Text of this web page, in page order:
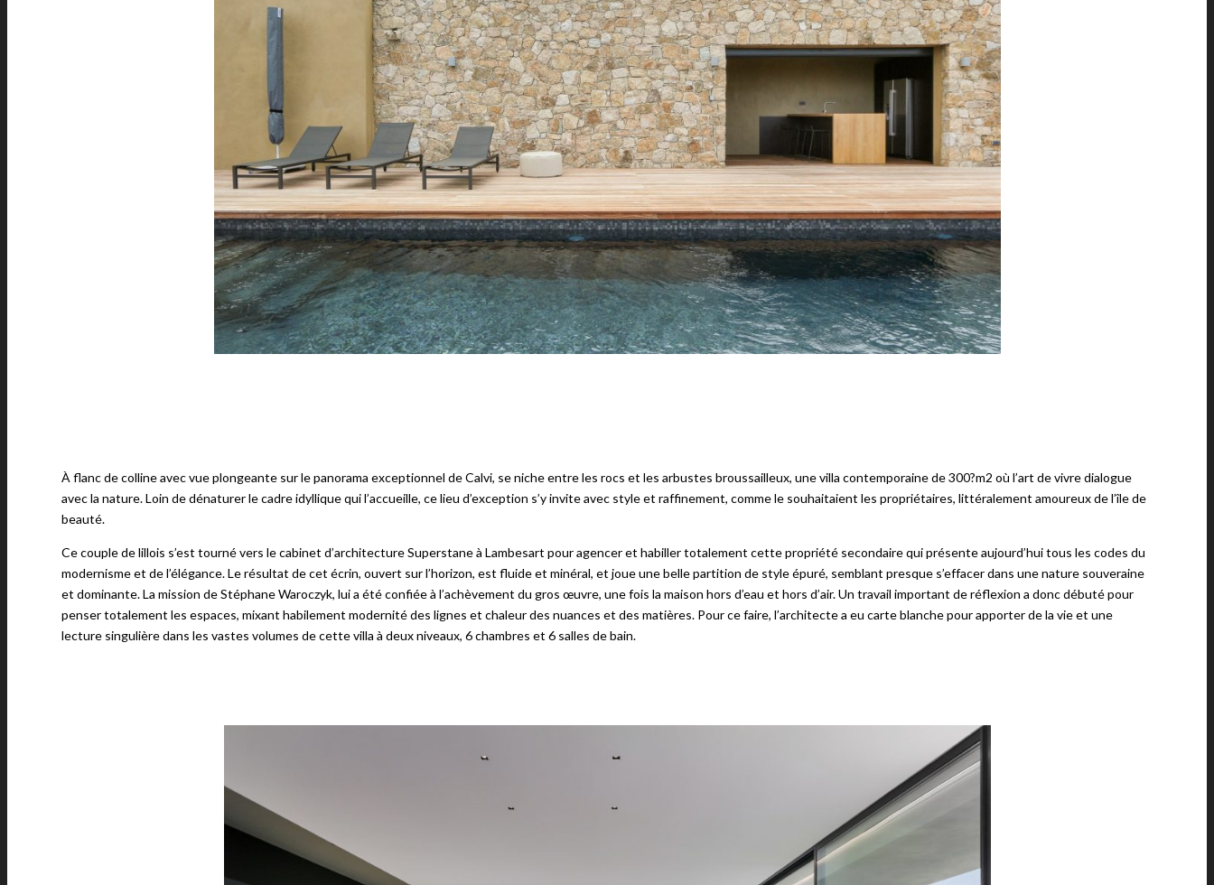
À flanc de colline avec vue plongeante sur le panorama exceptionnel de Calvi, se niche entre les rocs et les arbustes broussailleux, une villa contemporaine de 300?m2 où l’art de vivre dialogue
avec la nature. Loin de dénaturer le cadre idyllique qui l’accueille, ce lieu d’exception s’y invite avec style et raffinement, comme le souhaitaient les propriétaires, littéralement amoureux de l’île de
beauté.
Ce couple de lillois s’est tourné vers le cabinet d’architecture Superstane à Lambesart pour agencer et habiller totalement cette propriété secondaire qui présente aujourd’hui tous les codes du
modernisme et de l’élégance. Le résultat de cet écrin, ouvert sur l’horizon, est fluide et minéral, et joue une belle partition de style épuré, semblant presque s’effacer dans une nature souveraine
et dominante. La mission de Stéphane Waroczyk, lui a été confiée à l’achèvement du gros œuvre, une fois la maison hors d’eau et hors d’air. Un travail important de réflexion a donc débuté pour
penser totalement les espaces, mixant habilement modernité des lignes et chaleur des nuances et des matières. Pour ce faire, l’architecte a eu carte blanche pour apporter de la vie et une
lecture singulière dans les vastes volumes de cette villa à deux niveaux, 6 chambres et 6 salles de bain.